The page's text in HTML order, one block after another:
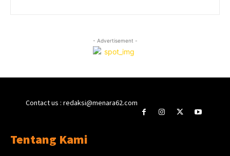
- Advertisement -
Contact us : redaksi@menara62.com
Tentang Kami